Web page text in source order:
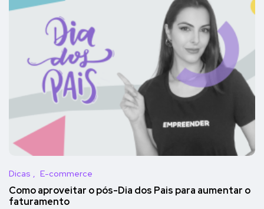
Dicas E-commerce
Como aproveitar o pós-Dia dos Pais para aumentar o
faturamento